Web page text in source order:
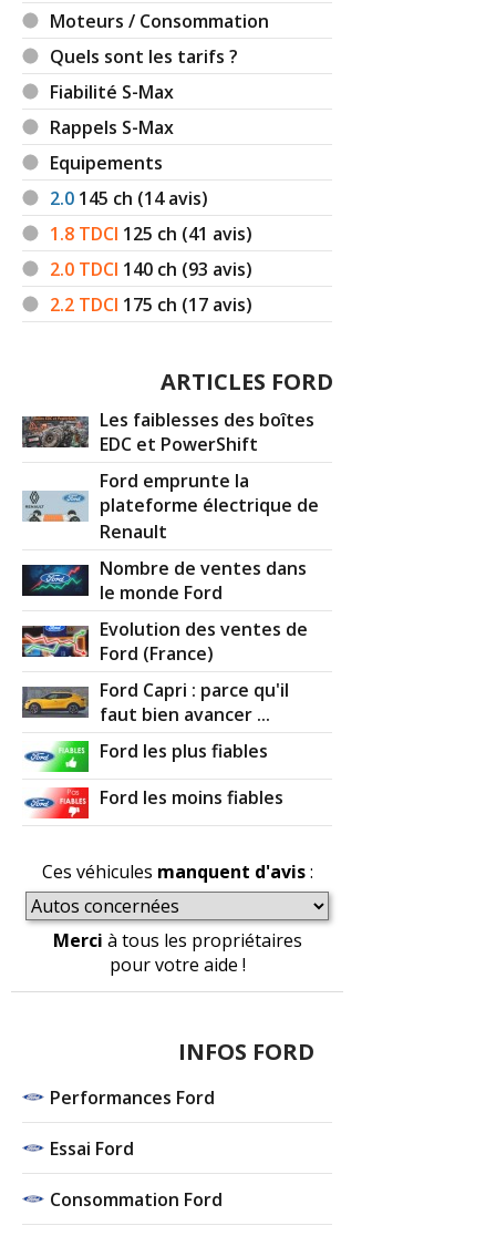
Moteurs / Consommation
Quels sont les tarifs ?
Fiabilité S-Max
Rappels S-Max
Equipements
2.0 145 ch (14 avis)
1.8 TDCI 125 ch (41 avis)
2.0 TDCI 140 ch (93 avis)
2.2 TDCI 175 ch (17 avis)
ARTICLES FORD
Les faiblesses des boîtes
EDC et PowerShift
Ford emprunte la
plateforme électrique de
Renault
Nombre de ventes dans
le monde Ford
Evolution des ventes de
Ford (France)
Ford Capri : parce qu'il
faut bien avancer ...
Ford les plus fiables
Ford les moins fiables
Ces véhicules manquent d'avis:
Merci à tous les propriétaires
pour votre aide !
INFOS FORD
Performances Ford
Essai Ford
Consommation Ford